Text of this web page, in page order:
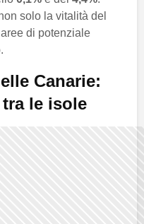
solo la vitalità del
di potenziale
Canarie:
le isole